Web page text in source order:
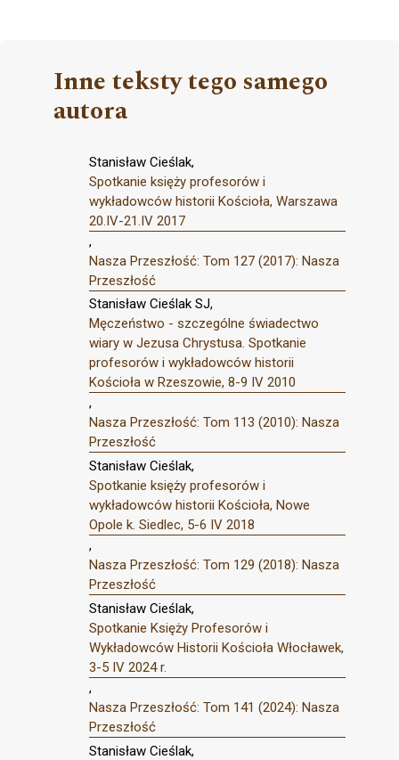
Inne teksty tego samego
autora
Stanisław Cieślak,
Spotkanie księży profesorów i
wykładowców historii Kościoła, Warszawa
20.IV-21.IV 2017
,
Nasza Przeszłość: Tom 127 (2017): Nasza
Przeszłość
Stanisław Cieślak SJ,
Męczeństwo - szczególne świadectwo
wiary w Jezusa Chrystusa. Spotkanie
profesorów i wykładowców historii
Kościoła w Rzeszowie, 8-9 IV 2010
,
Nasza Przeszłość: Tom 113 (2010): Nasza
Przeszłość
Stanisław Cieślak,
Spotkanie księży profesorów i
wykładowców historii Kościoła, Nowe
Opole k. Siedlec, 5-6 IV 2018
,
Nasza Przeszłość: Tom 129 (2018): Nasza
Przeszłość
Stanisław Cieślak,
Spotkanie Księży Profesorów i
Wykładowców Historii Kościoła Włocławek,
3-5 IV 2024 r.
,
Nasza Przeszłość: Tom 141 (2024): Nasza
Przeszłość
Stanisław Cieślak,